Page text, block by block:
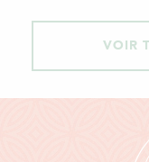
VOIR